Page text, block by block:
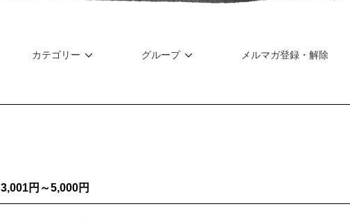
カテゴリー グループ メルマガ登録・解除
3,001円～5,000円